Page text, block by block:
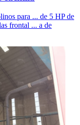
para ... de 5 HP de
frontal ... a de